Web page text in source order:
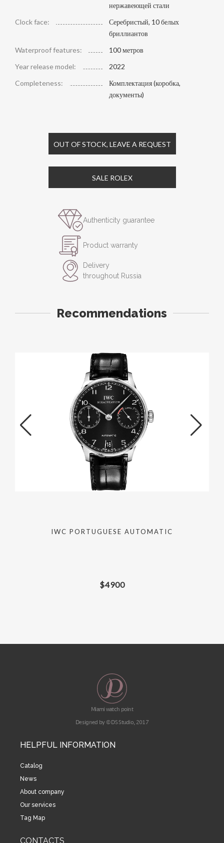
нержавеющей стали
Clock face:
Серебристый, 10 белых
бриллиантов
Waterproof features:
100 метров
Year release model:
2022
Completeness:
Комплектация (коробка,
документы)
OUT OF STOCK, LEAVE A REQUEST
SALE ROLEX
Authenticity guarantee
Product warranty
Delivery
throughout Russia
Recommendations
IWC PORTUGUESE AUTOMATIC
$4900
Miami watch point
Designed by © DS Studio, 2017
HELPFUL INFORMATION
Catalog
News
About company
Our services
Tag Map
CONTACTS